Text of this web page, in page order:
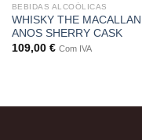
BEBIDAS ALCOÓLICAS
WHISKY THE
ANOS SHERRY CASK
109,00 € Com IVA